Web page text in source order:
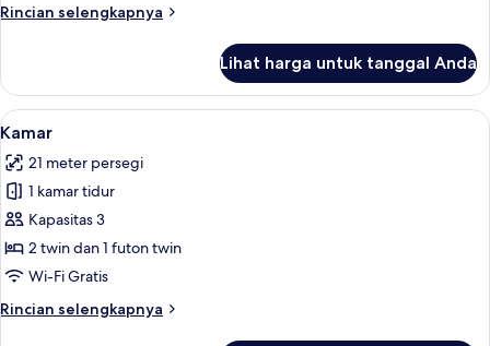
Rincian selengkapnya
Rincian
Kamar
Lihat harga untuk tanggal Anda
Lihat
semua
foto
untuk
Kamar
Kamar | Brankas, setrika/meja
10
Kamar
21 meter persegi
1 kamar tidur
Kapasitas 3
2 twin dan 1 futon twin
Wi-Fi Gratis
Rincian selengkapnya
Rincian